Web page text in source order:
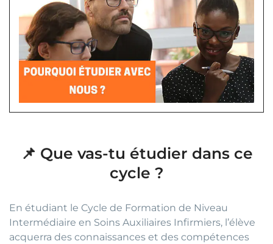
📌 Que vas-tu étudier dans ce
cycle ?
En étudiant le Cycle de Formation de Niveau
Intermédiaire en Soins Auxiliaires Infirmiers, l’élève
acquerra des connaissances et des compétences